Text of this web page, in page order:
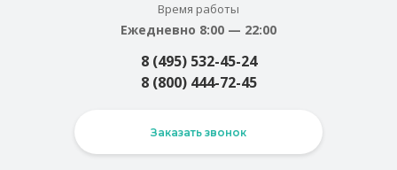
Время работы
Ежедневно 8:00 — 22:00
8 (495) 532-45-24
8 (800) 444-72-45
Заказать звонок